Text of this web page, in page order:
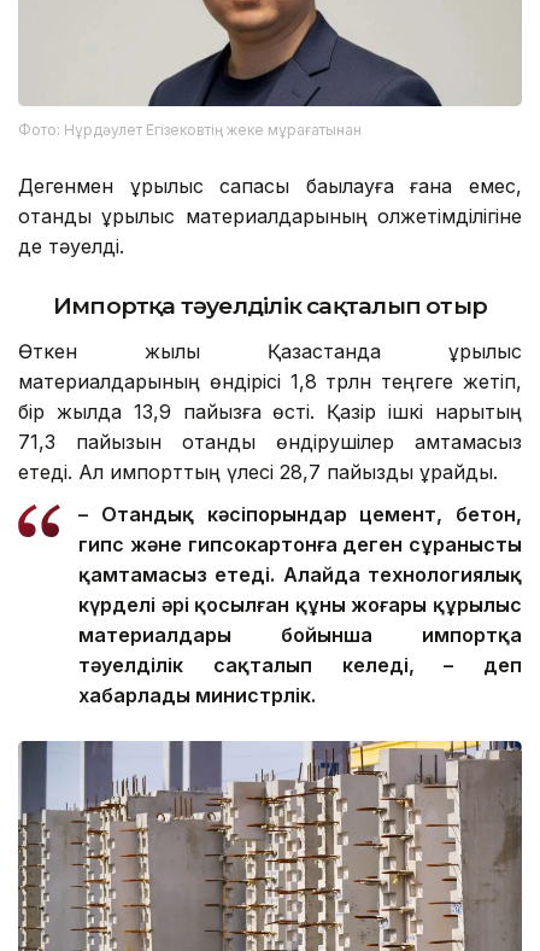
Фото: Нұрдәулет Егізековтің жеке мұрағатынан
Дегенмен құрылыс сапасы бақылауға ғана емес,
отандық құрылыс материалдарының қолжетімділігіне
де тәуелді.
Импортқа тәуелділік сақталып отыр
Өткен жылы Қазақстанда құрылыс
материалдарының өндірісі 1,8 трлн теңгеге жетіп,
бір жылда 13,9 пайызға өсті. Қазір ішкі нарықтың
71,3 пайызын отандық өндірушілер қамтамасыз
етеді. Ал импорттың үлесі 28,7 пайызды құрайды.
– Отандық кәсіпорындар цемент, бетон,
гипс және гипсокартонға деген сұранысты
қамтамасыз етеді. Алайда технологиялық
күрделі әрі қосылған құны жоғары құрылыс
материалдары бойынша импортқа
тәуелділік сақталып келеді, – деп
хабарлады министрлік.